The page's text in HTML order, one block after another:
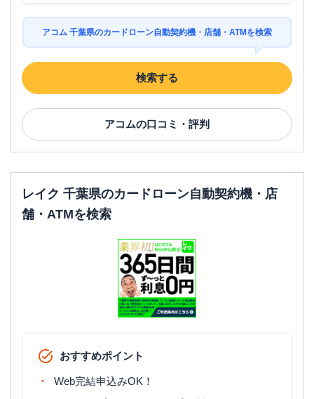
アコム 千葉県のカードローン自動契約機・店舗・ATMを検索
検索する
アコムの口コミ・評判
レイク 千葉県のカードローン自動契約機・店
舗・ATMを検索
おすすめポイント
Web完結申込みOK！